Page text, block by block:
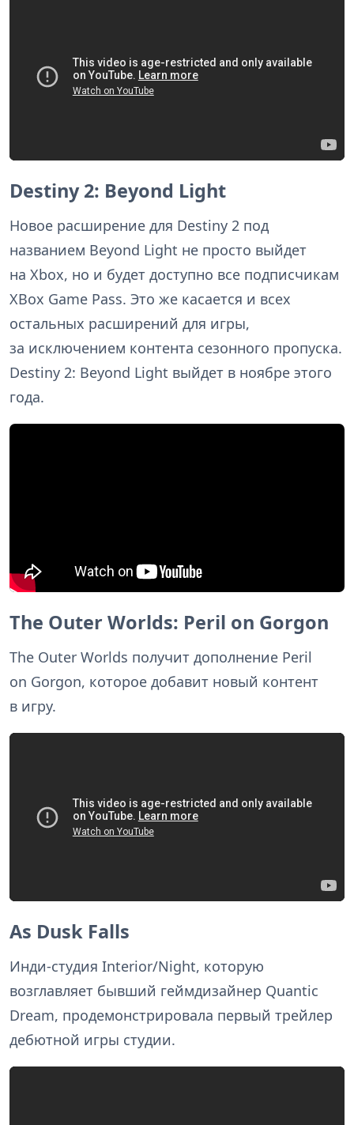
Destiny 2: Beyond Light
Новое расширение для Destiny 2 под
названием Beyond Light не просто выйдет
на Xbox, но и будет доступно все подписчикам
XBox Game Pass. Это же касается и всех
остальных расширений для игры,
за исключением контента сезонного пропуска.
Destiny 2: Beyond Light выйдет в ноябре этого
года.
The Outer Worlds: Peril on Gorgon
The Outer Worlds получит дополнение Peril
on Gorgon, которое добавит новый контент
в игру.
As Dusk Falls
Инди-студия Interior/Night, которую
возглавляет бывший геймдизайнер Quantic
Dream, продемонстрировала первый трейлер
дебютной игры студии.